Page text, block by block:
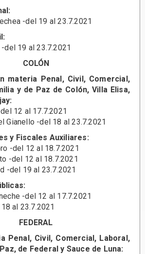
-del 19 al 23.7.2021
del 19 al 23.7.2021
COLÓN
materia Penal, Civil, Comercial,
y de Paz de Colón, Villa Elisa,
12 al 17.7.2021
Gianello -del 18 al 23.7.2021
y Fiscales Auxiliares:
-del 12 al 18.7.2021
-del 12 al 18.7.2021
-del 19 al 23.7.2021
-del 12 al 17.7.2021
al 23.7.2021
FEDERAL
Penal, Civil, Comercial, Laboral,
de Federal y Sauce de Luna: